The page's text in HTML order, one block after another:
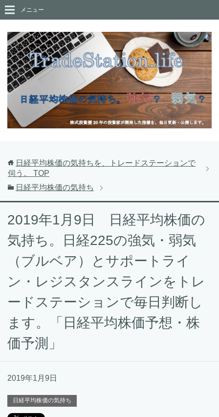
メニュー
日経平均株価の気持ちを、トレードステーションで
伺う。
TOP
日経平均株価の気持ち
2019年1月9日 日経平均株価の
気持ち。日経225の強気・弱気
（ブルベア）とサポートライ
ン・レジスタンスラインをトレ
ードステーションで毎日判断し
ます。「日経平均株価予想・株
価予測」
2019年1月9日
日経平均株価の気持ち